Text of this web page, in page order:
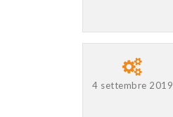
4 settembre 2019